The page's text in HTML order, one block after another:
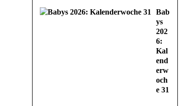
Bab
ys
202
6:
Kal
end
erw
och
e 31